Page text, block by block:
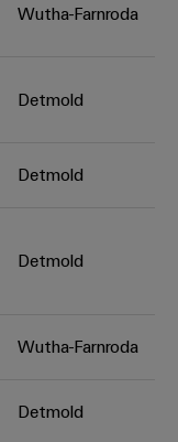
Wutha-Farnroda
Detmold
Detmold
Detmold
Wutha-Farnroda
Detmold